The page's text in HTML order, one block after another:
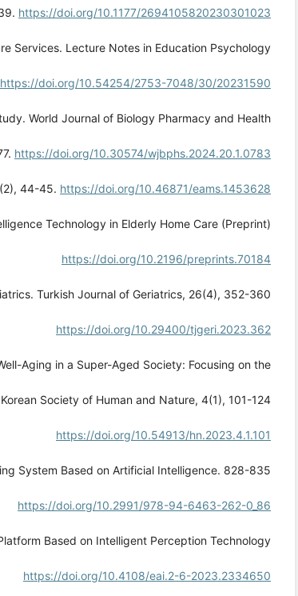
https://doi.org/10.1177/2694105820230301023
Services. Lecture Notes in Education Psychology
https://doi.org/10.54254/2753-7048/30/20231590
World Journal of Biology Pharmacy and Health
https://doi.org/10.30574/wjbphs.2024.20.1.0783
44-45. https://doi.org/10.46871/eams.1453628
Technology in Elderly Home Care (Preprint).
https://doi.org/10.2196/preprints.70184
Turkish Journal of Geriatrics, 26(4), 352-360.
https://doi.org/10.29400/tjgeri.2023.362
Aging in a Super-Aged Society: Focusing on the
Society of Human and Nature, 4(1), 101-124.
https://doi.org/10.54913/hn.2023.4.1.101
System Based on Artificial Intelligence. 828-835.
https://doi.org/10.2991/978-94-6463-262-0_86
Based on Intelligent Perception Technology.
https://doi.org/10.4108/eai.2-6-2023.2334650